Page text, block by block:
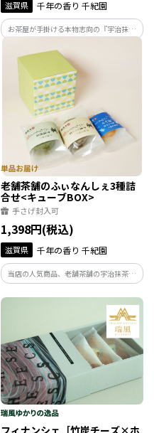
滋賀県 千年の香り 千紀園
お茶屋が手掛ける本物志向の『宇治抹茶
いのトリュフをつくるために、バランス
の取れたクリーミーさが特徴のベルギー
産の高級ホワイトチョコレートを贅沢に
使用しています。
老舗茶舗のふぃなんしぇ3種詰
合せ<キューブBOX>
手さげ封入可
1,398円(税込)
滋賀県 千年の香り 千紀園
当店の人気商品、老舗茶舗の宇治抹茶ふ
ぃなんしぇと宇治ほうじ茶ふぃなんし
ぇ、そして近江のブランド米から生まれ
たみずかがみ酒かすふぃなんしぇをかわ
いいキューブBOXに詰めました。